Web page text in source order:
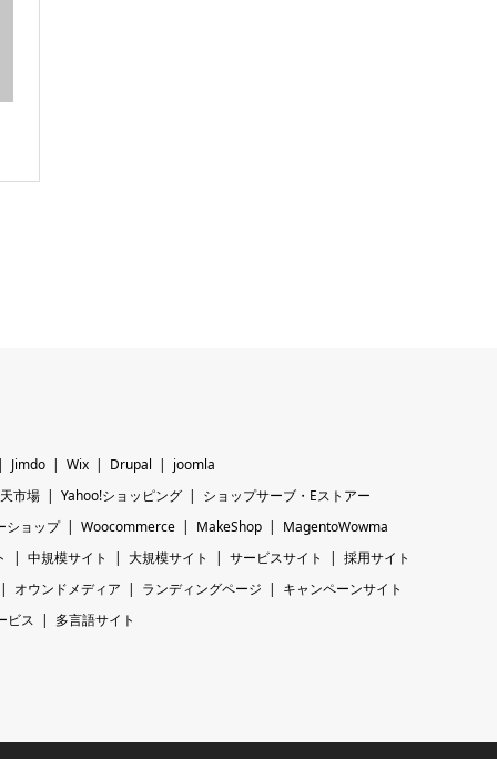
Jimdo Wix Drupal
joomla
市場
Yahoo!ショッピング
ショップサーブ・Eストアー
ショップ
Woocommerce MakeShop
MagentoWowma
中規模サイト 大規模サイト サービスサイト
採用サイト
オウンドメディア
ランディングページ
キャンペーンサイト
ビス
多言語サイト